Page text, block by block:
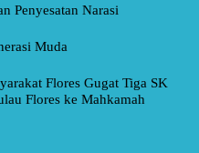
Penyesatan Narasi
Muda
Flores Gugat Tiga SK
Flores ke Mahkamah